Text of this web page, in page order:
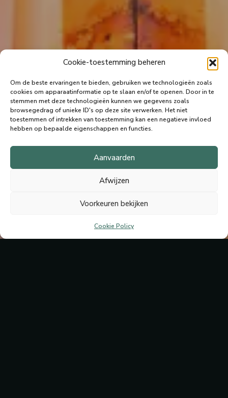
Cookie-toestemming beheren
Om de beste ervaringen te bieden, gebruiken we technologieën zoals
cookies om apparaatinformatie op te slaan en/of te openen. Door in te
stemmen met deze technologieën kunnen we gegevens zoals
browsegedrag of unieke ID's op deze site verwerken. Het niet
toestemmen of intrekken van toestemming kan een negatieve invloed
hebben op bepaalde eigenschappen en functies.
Aanvaarden
Afwijzen
Voorkeuren bekijken
Cookie Policy